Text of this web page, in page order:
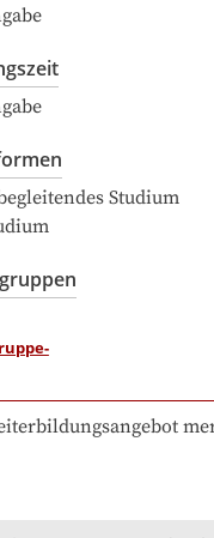
Studium